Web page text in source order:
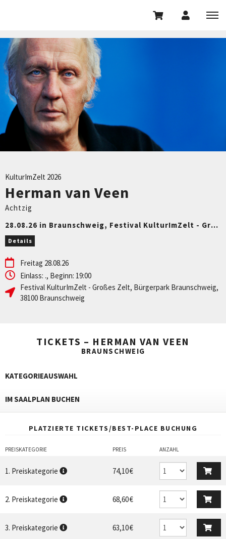
KulturImZelt 2026
Herman van Veen
Achtzig
28.08.26 in Braunschweig, Festival KulturImZelt - Großes Zelt
Details
Freitag 28.08.26
Einlass: ., Beginn: 19:00
Festival KulturImZelt - Großes Zelt, Bürgerpark Braunschweig,
38100 Braunschweig
TICKETS – HERMAN VAN VEEN
BRAUNSCHWEIG
KATEGORIEAUSWAHL
IM SAALPLAN BUCHEN
PLATZIERTE TICKETS/BEST-PLACE BUCHUNG
PREISKATEGORIE PREIS ANZAHL
1. Preiskategorie 74,10 €
2. Preiskategorie 68,60 €
3. Preiskategorie 63,10 €